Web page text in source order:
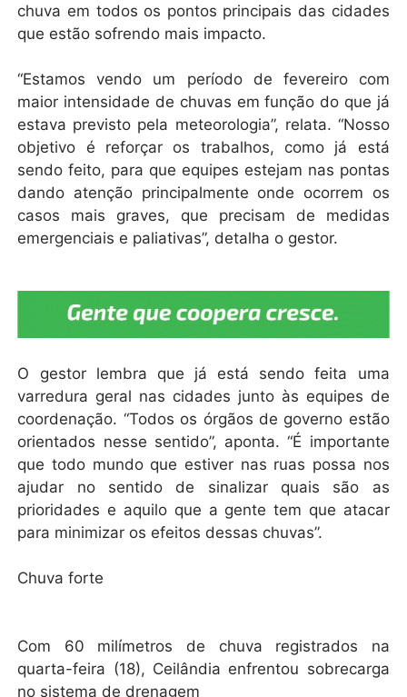
chuva em todos os pontos principais das cidades
que estão sofrendo mais impacto.
“Estamos vendo um período de fevereiro com
maior intensidade de chuvas em função do que já
estava previsto pela meteorologia”, relata. “Nosso
objetivo é reforçar os trabalhos, como já está
sendo feito, para que equipes estejam nas pontas
dando atenção principalmente onde ocorrem os
casos mais graves, que precisam de medidas
emergenciais e paliativas”, detalha o gestor.
O gestor lembra que já está sendo feita uma
varredura geral nas cidades junto às equipes de
coordenação. “Todos os órgãos de governo estão
orientados nesse sentido”, aponta. “É importante
que todo mundo que estiver nas ruas possa nos
ajudar no sentido de sinalizar quais são as
prioridades e aquilo que a gente tem que atacar
para minimizar os efeitos dessas chuvas”.
Chuva forte
Com 60 milímetros de chuva registrados na
quarta-feira (18), Ceilândia enfrentou sobrecarga
no sistema de drenagem